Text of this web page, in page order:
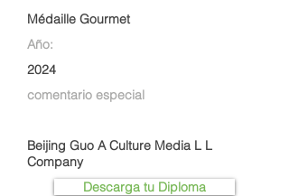
Médaille Gourmet
Año:
2024
comentario especial
Beijing Guo A Culture Media L L
Company
Descarga tu Diploma